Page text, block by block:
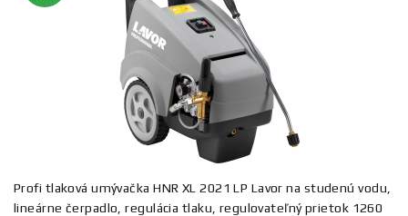
Profi tlaková umývačka HNR XL 2021 LP Lavor na studenú vodu,
lineárne čerpadlo, regulácia tlaku, regulovateľný prietok 1260